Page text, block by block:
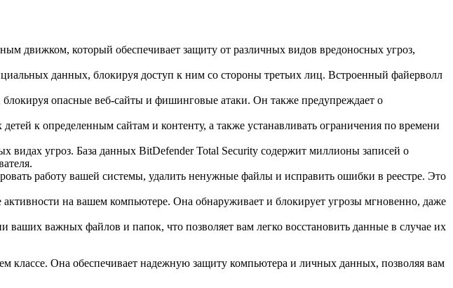
движком, который обеспечивает защиту от различных видов вредоносных угроз,
данных, блокируя доступ к ним со стороны третьих лиц. Встроенный файерволл
блокируя опасные веб-сайты и фишинговые атаки. Он также предупреждает о
к определенным сайтам и контенту, а также устанавливать ограничения по времени
угроз. База данных BitDefender Total Security содержит миллионы записей о
работу вашей системы, удалить ненужные файлы и исправить ошибки в реестре. Это
на вашем компьютере. Она обнаруживает и блокирует угрозы мгновенно, даже
ваших важных файлов и папок, что позволяет вам легко восстановить данные в случае их
классе. Она обеспечивает надежную защиту компьютера и личных данных, позволяя вам